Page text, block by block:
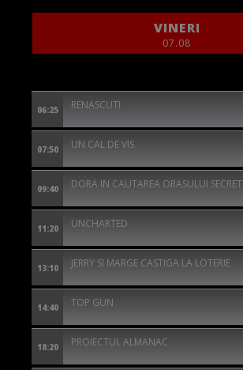
VINERI
07.08
06:25 RENASCUTI
07:50 UN CAL DE VIS
09:40 DORA IN CAUTAREA ORASULUI SECRET
11:20 UNCHARTED
13:10 JERRY SI MARGE CASTIGA LA LOTERIE
14:40 TOP GUN
18:20 PROIECTUL ALMANAC